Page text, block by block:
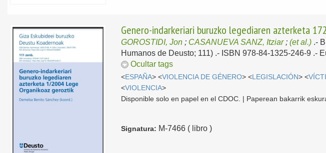
Genero-indarkeriari buruzko legediaren azterketa
GOROSTIDI, Jon ; CASANUEVA SANZ, Itziar;(et al.) .-
Humanos de Deusto; 111) .- ISBN 978-84-1325-246-9 .-
Ocultar tags
<ESPAÑA> <VIOLENCIA DE GÉNERO> <LEGISLACIÓN> <
<VIOLENCIA>
Disponible solo en papel en el CDOC. | Paperean bakarrik
Signatura: M-7466 ( libro )